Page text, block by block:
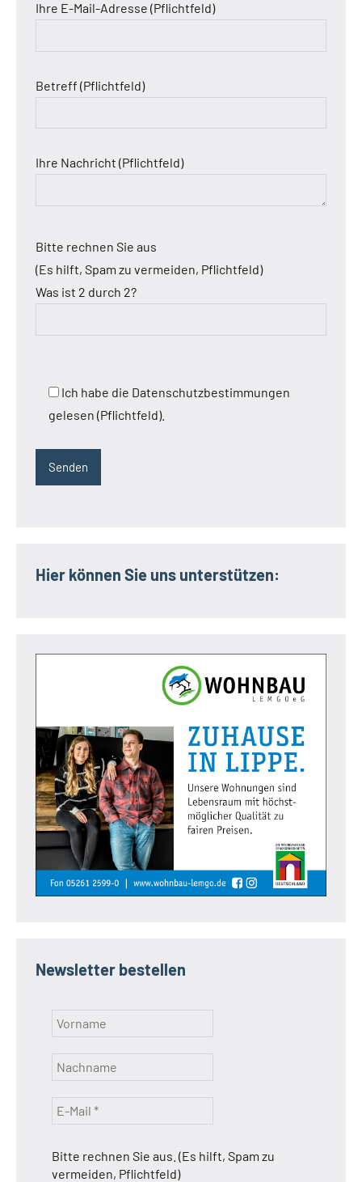
Ihre E-Mail-Adresse (Pflichtfeld)
Betreff (Pflichtfeld)
Ihre Nachricht (Pflichtfeld)
Bitte rechnen Sie aus
(Es hilft, Spam zu vermeiden, Pflichtfeld)
Was ist 2 durch 2?
Ich habe die Datenschutzbestimmungen
gelesen (Pflichtfeld).
Hier können Sie uns unterstützen:
Newsletter bestellen
Bitte rechnen Sie aus. (Es hilft, Spam zu
vermeiden, Pflichtfeld)